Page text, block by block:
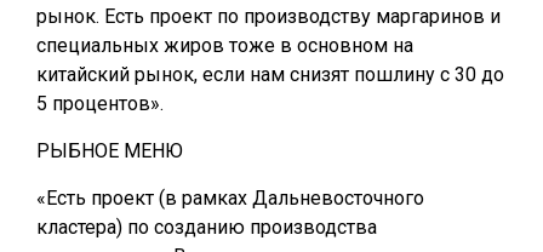
рынок. Есть проект по производству маргаринов и
специальных жиров тоже в основном на
китайский рынок, если нам снизят пошлину с 30 до
5 процентов».
РЫБНОЕ МЕНЮ
«Есть проект (в рамках Дальневосточного
кластера) по созданию производства